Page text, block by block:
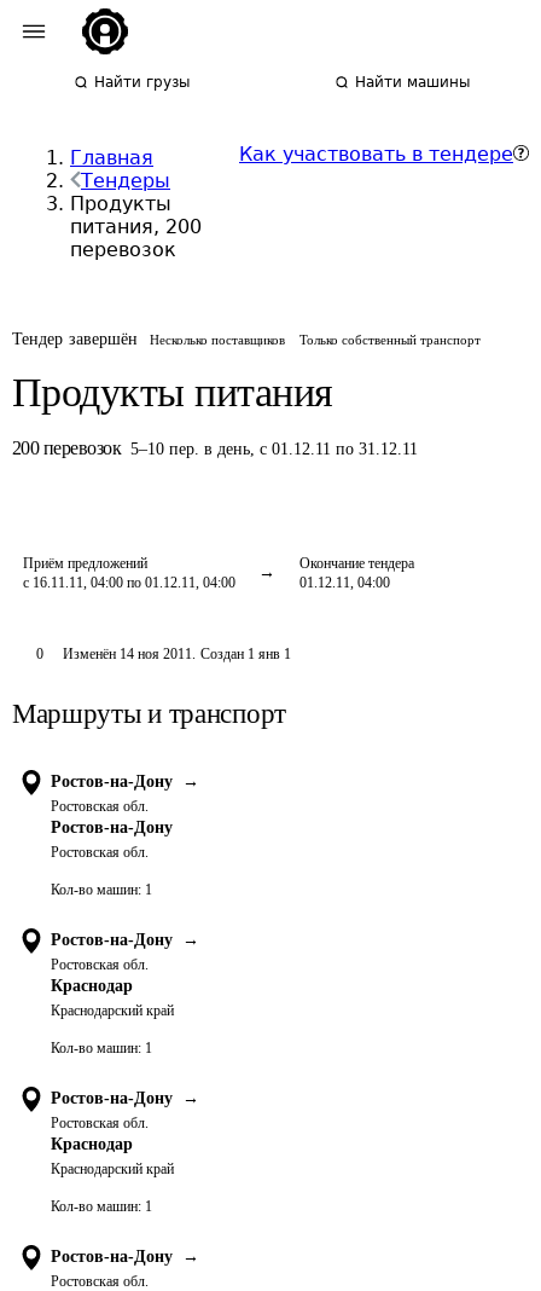
Найти грузы Найти машины
Главная
Тендеры
Продукты
питания, 200
перевозок
Как участвовать в тендере
Тендер завершён Несколько поставщиков Только собственный транспорт
Продукты питания
200 перевозок 5–10 пер. в день,с 01.12.11 по 31.12.11
Приём предложений
с 16.11.11, 04:00 по 01.12.11, 04:00
Окончание тендера
01.12.11, 04:00
0 Изменён 14 ноя 2011. Создан 1 янв 1
Маршруты и транспорт
Ростов-на-Дону →
Ростовская обл.
Ростов-на-Дону
Ростовская обл.
Кол-во машин: 1
Ростов-на-Дону →
Ростовская обл.
Краснодар
Краснодарский край
Кол-во машин: 1
Ростов-на-Дону →
Ростовская обл.
Краснодар
Краснодарский край
Кол-во машин: 1
Ростов-на-Дону →
Ростовская обл.